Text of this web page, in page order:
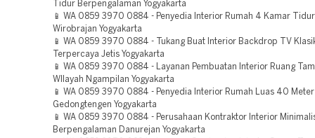
Tidur Berpengalaman Yogyakarta
📱 WA 0859 3970 0884 - Penyedia Interior Rumah 4 Kamar
Wirobrajan Yogyakarta
📱 WA 0859 3970 0884 - Tukang Buat Interior Backdrop TV
Terpercaya Jetis Yogyakarta
📱 WA 0859 3970 0884 - Layanan Pembuatan Interior Ruang
WIlayah Ngampilan Yogyakarta
📱 WA 0859 3970 0884 - Penyedia Interior Rumah Luas 40 Meter
Gedongtengen Yogyakarta
📱 WA 0859 3970 0884 - Perusahaan Kontraktor Interior
Berpengalaman Danurejan Yogyakarta